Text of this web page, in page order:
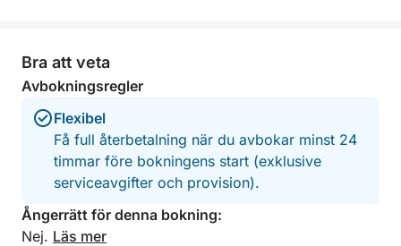
Bra att veta
Avbokningsregler
Flexibel
Få full återbetalning när du avbokar minst 24
timmar före bokningens start (exklusive
serviceavgifter och provision).
Ångerrätt för denna bokning:
Nej. Läs mer